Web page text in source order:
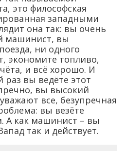
это философская
западными
она так: вы очень
машинист, вы
ни одного
экономите топливо,
и всё хорошо. И
раз вы ведёте этот
вы высокий
все, безупречная
вы везёте
А как машинист – вы
так и действует.